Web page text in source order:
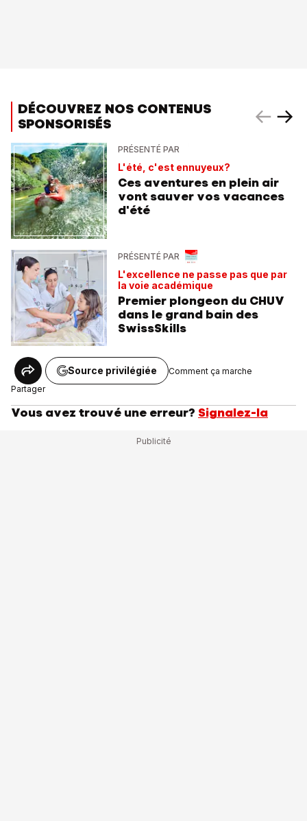
DÉCOUVREZ NOS CONTENUS
SPONSORISÉS
PRÉSENTÉ PAR
L'été, c'est ennuyeux?
Ces aventures en plein air
vont sauver vos vacances
d'été
PRÉSENTÉ PAR
L'excellence ne passe pas que par
la voie académique
Premier plongeon du CHUV
dans le grand bain des
SwissSkills
Partager
Source privilégiée Comment ça marche
Vous avez trouvé une erreur? Signalez-la